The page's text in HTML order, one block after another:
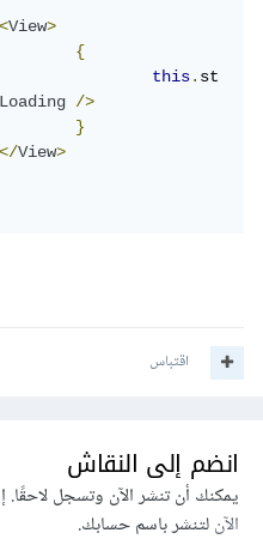
<View>
{
this.st
Loading
/>
}
</View>
اقتباس
انضم إلى النقاش
يمكنك أن تنشر الآن وتسجل
الآنلتنشر باسم حسابك.